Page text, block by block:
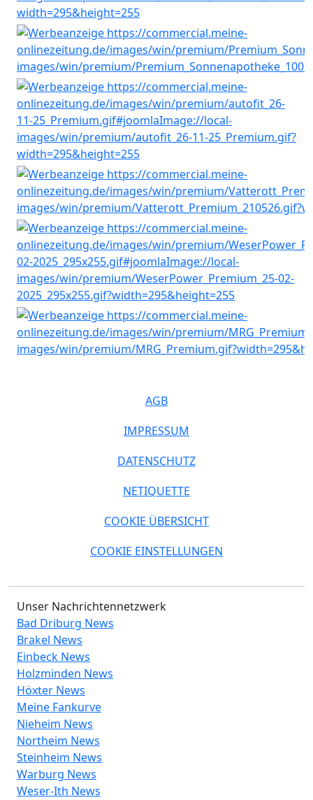
AGB
IMPRESSUM
DATENSCHUTZ
NETIQUETTE
COOKIE ÜBERSICHT
COOKIE EINSTELLUNGEN
Unser Nachrichtennetzwerk
Bad Driburg News
Brakel News
Einbeck News
Holzminden News
Höxter News
Meine Fankurve
Nieheim News
Northeim News
Steinheim News
Warburg News
Weser-Ith News